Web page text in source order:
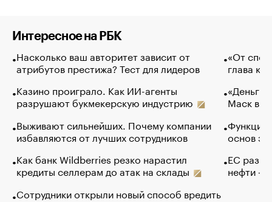
Интересное на РБК
Насколько ваш авторитет зависит от
атрибутов престижа? Тест для лидеров
Казино проиграло. Как ИИ-агенты
разрушают букмекерскую индустрию
Выживают сильнейших. Почему компании
избавляются от лучших сотрудников
Как банк Wildberries резко нарастил
кредиты селлерам до атак на склады
Сотрудники открыли новый способ вредить
«От
глава
«Деньги
Маск в
Функции
основ
ЕС
нефти —